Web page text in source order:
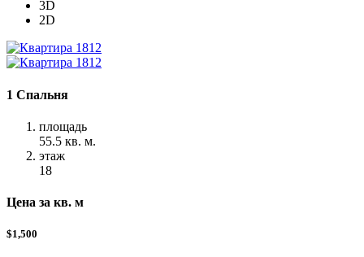
3D
2D
1 Спальня
площадь
55.5 кв. м.
этаж
18
Цена за кв. м
$1,500